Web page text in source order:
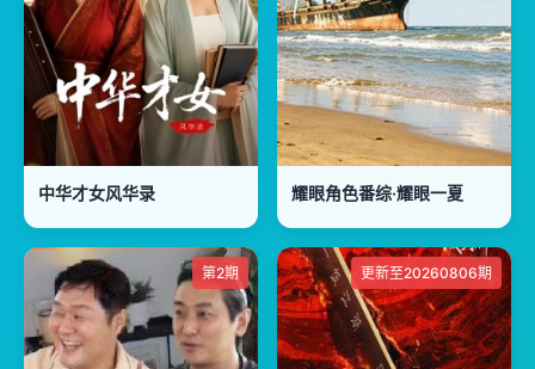
中华才女风华录 耀眼角色番综·耀眼一夏
第2期 更新至20260806期